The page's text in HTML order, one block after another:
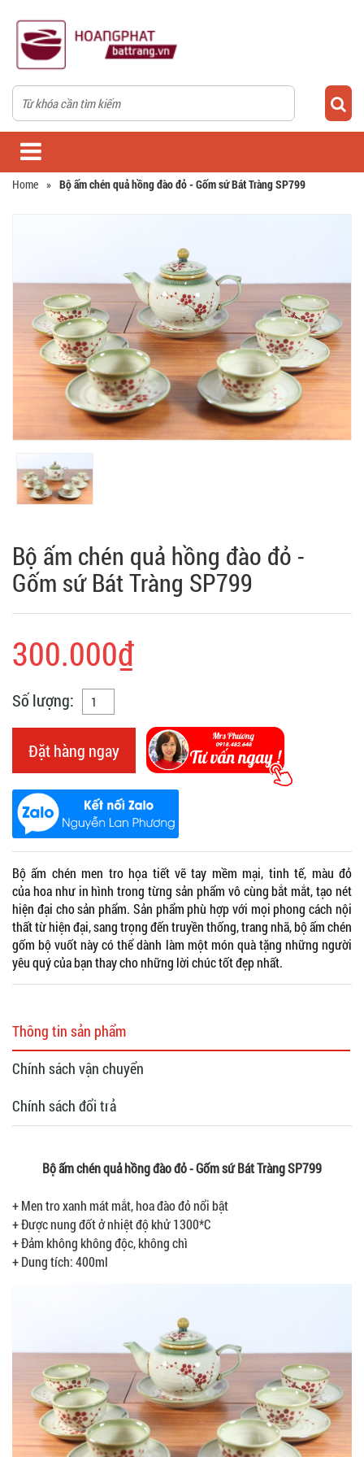
Home » Bộ ấm chén quả hồng đào đỏ - Gốm sứ Bát Tràng SP799
Bộ ấm chén quả hồng đào đỏ -
Gốm sứ Bát Tràng SP799
300.000₫
Số lượng:
Đặt hàng ngay
Bộ ấm chén men tro họa tiết vẽ tay mềm mại, tinh tế, màu đỏ
của hoa như in hình trong từng sản phẩm vô cùng bắt mắt, tạo nét
hiện đại cho sản phẩm. Sản phẩm phù hợp với mọi phong cách nội
thất từ hiện đại, sang trọng đến truyền thống, trang nhã, bộ ấm chén
gốm bộ vuốt này có thể dành làm một món quà tặng những người
yêu quý của bạn thay cho những lời chúc tốt đẹp nhất.
Thông tin sản phẩm
Chính sách vận chuyển
Chính sách đổi trả
Bộ ấm chén quả hồng đào đỏ - Gốm sứ Bát Tràng SP799
+ Men tro xanh mát mắt, hoa đào đỏ nổi bật
+ Được nung đốt ở nhiệt độ khử 1300*C
+ Đảm không không độc, không chì
+ Dung tích: 400ml